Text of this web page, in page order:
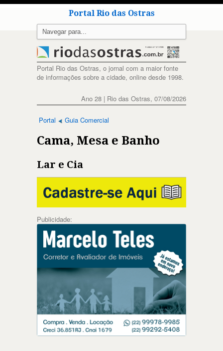
Portal Rio das Ostras
Portal Rio das Ostras, o jornal com a maior fonte
de informações sobre a cidade, online desde 1998.
Ano 28 | Rio das Ostras, 07/08/2026
Portal Guia Comercial
Cama, Mesa e Banho
Lar e Cia
Publicidade: